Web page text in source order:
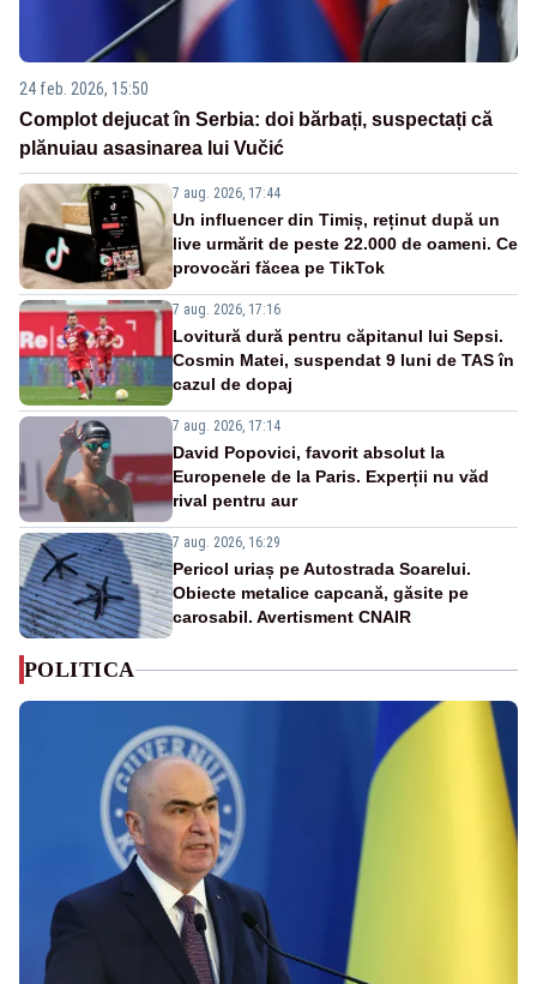
24 feb. 2026, 15:50
Complot dejucat în Serbia: doi bărbați, suspectați că
plănuiau asasinarea lui Vučić
7 aug. 2026, 17:44
Un influencer din Timiș, reținut după un
live urmărit de peste 22.000 de oameni. Ce
provocări făcea pe TikTok
7 aug. 2026, 17:16
Lovitură dură pentru căpitanul lui Sepsi.
Cosmin Matei, suspendat 9 luni de TAS în
cazul de dopaj
7 aug. 2026, 17:14
David Popovici, favorit absolut la
Europenele de la Paris. Experții nu văd
rival pentru aur
7 aug. 2026, 16:29
Pericol uriaș pe Autostrada Soarelui.
Obiecte metalice capcană, găsite pe
carosabil. Avertisment CNAIR
POLITICA